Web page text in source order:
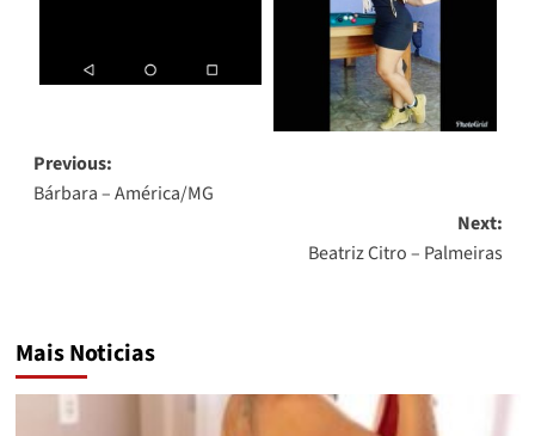
Post
navigation
Previous:
Bárbara – América/MG
Next:
Beatriz Citro – Palmeiras
Mais Noticias